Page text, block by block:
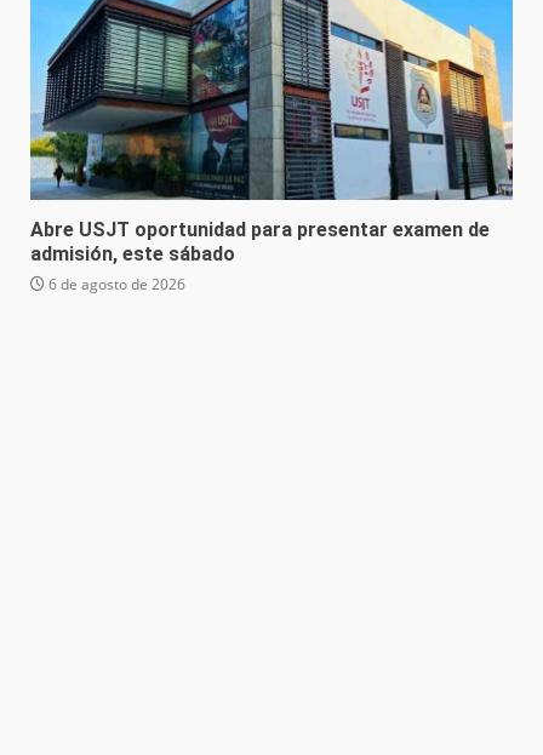
Abre USJT oportunidad para presentar examen de
admisión, este sábado
6 de agosto de 2026